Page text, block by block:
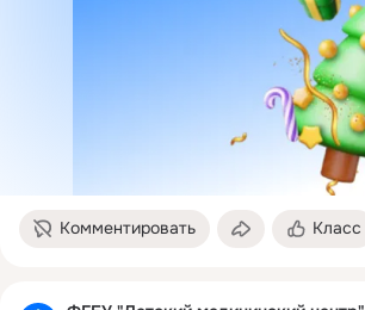
Коллектив ФГБУ «Детский
Комментировать Класс